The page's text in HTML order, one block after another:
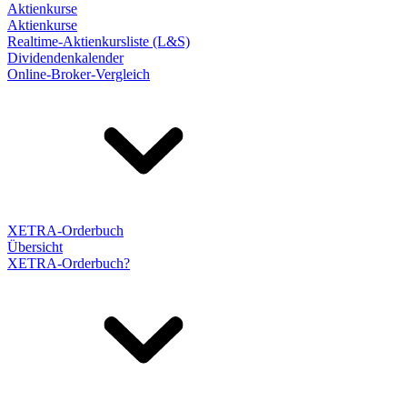
Aktienkurse
Aktienkurse
Realtime-Aktienkursliste (L&S)
Dividendenkalender
Online-Broker-Vergleich
XETRA-Orderbuch
Übersicht
XETRA-Orderbuch?